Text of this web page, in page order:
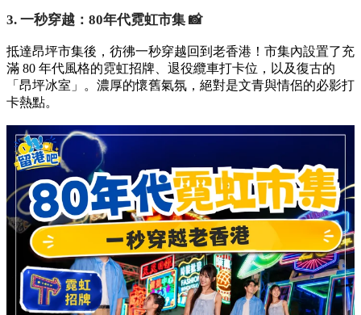
3. 一秒穿越：80年代霓虹市集 📸
抵達昂坪市集後，彷彿一秒穿越回到老香港！市集內設置了充
滿 80 年代風格的霓虹招牌、退役纜車打卡位，以及復古的
「昂坪冰室」。濃厚的懷舊氣氛，絕對是文青與情侶的必影打
卡熱點。